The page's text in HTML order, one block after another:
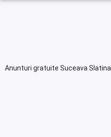
Anunturi gratuite Suceava Slatina